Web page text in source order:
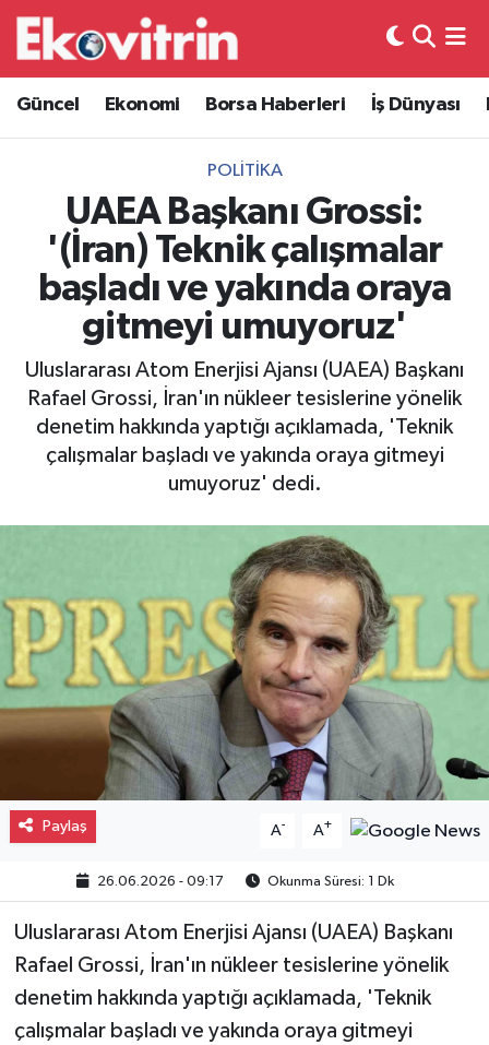
Güncel Ekonomi Borsa Haberleri İş Dünyası
POLITIKA
UAEA Başkanı Grossi:
'(İran) Teknik çalışmalar
başladı ve yakında oraya
gitmeyi umuyoruz'
Uluslararası Atom Enerjisi Ajansı (UAEA) Başkanı
Rafael Grossi, İran'ın nükleer tesislerine yönelik
denetim hakkında yaptığı açıklamada, 'Teknik
çalışmalar başladı ve yakında oraya gitmeyi
umuyoruz' dedi.
Paylaş A- A+
26.06.2026 - 09:17 Okunma Süresi: 1 Dk
Uluslararası Atom Enerjisi Ajansı (UAEA) Başkanı
Rafael Grossi, İran'ın nükleer tesislerine yönelik
denetim hakkında yaptığı açıklamada, 'Teknik
çalışmalar başladı ve yakında oraya gitmeyi
Güncel
Ekonomi
Borsa Haberleri
İş Dünyası
Lojistik
Otovitrin
Asayiş
Gayrimenkul
Eğitim
Hava Durumu
Trafik Durumu
Süper Lig Puan Durumu ve Fikstür
Tüm Manşetler
Son Dakika Haberleri
Haber Arşivi